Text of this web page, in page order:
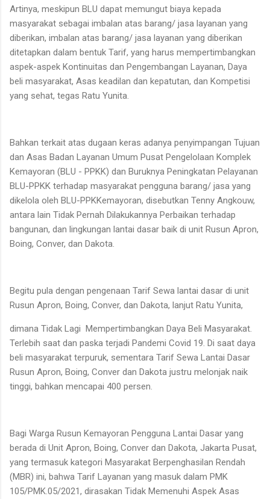
Artinya, meskipun BLU dapat memungut biaya kepada
masyarakat sebagai imbalan atas barang/ jasa layanan yang
diberikan, imbalan atas barang/ jasa layanan yang diberikan
ditetapkan dalam bentuk Tarif, yang harus mempertimbangkan
aspek-aspek Kontinuitas dan Pengembangan Layanan, Daya
beli masyarakat, Asas keadilan dan kepatutan, dan Kompetisi
yang sehat, tegas Ratu Yunita.
Bahkan terkait atas dugaan keras adanya penyimpangan Tujuan
dan Asas Badan Layanan Umum Pusat Pengelolaan Komplek
Kemayoran (BLU - PPKK) dan Buruknya Peningkatan Pelayanan
BLU-PPKK terhadap masyarakat pengguna barang/ jasa yang
dikelola oleh BLU-PPKKemayoran, disebutkan Tenny Angkouw,
antara lain Tidak Pernah Dilakukannya Perbaikan terhadap
bangunan, dan lingkungan lantai dasar baik di unit Rusun Apron,
Boing, Conver, dan Dakota.
Begitu pula dengan pengenaan Tarif Sewa lantai dasar di unit
Rusun Apron, Boing, Conver, dan Dakota, lanjut Ratu Yunita,
dimana Tidak Lagi Mempertimbangkan Daya Beli Masyarakat.
Terlebih saat dan paska terjadi Pandemi Covid 19. Di saat daya
beli masyarakat terpuruk, sementara Tarif Sewa Lantai Dasar
Rusun Apron, Boing, Conver dan Dakota justru melonjak naik
tinggi, bahkan mencapai 400 persen.
Bagi Warga Rusun Kemayoran Pengguna Lantai Dasar yang
berada di Unit Apron, Boing, Conver dan Dakota, Jakarta Pusat,
yang termasuk kategori Masyarakat Berpenghasilan Rendah
(MBR) ini, bahwa Tarif Layanan yang masuk dalam PMK
105/PMK.05/2021, dirasakan Tidak Memenuhi Aspek Asas